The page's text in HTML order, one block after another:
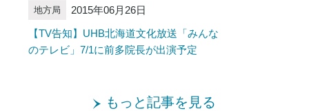
地方局 2015年06月26日
【TV告知】UHB北海道文化放送「みんな
のテレビ」7/1に前多院長が出演予定
もっと記事を見る